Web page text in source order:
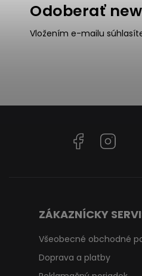
Odoberať
Vložením e-mailu
Facebook
ZÁKAZNÍCKY
Všeobecné obchodné
Doprava a platby